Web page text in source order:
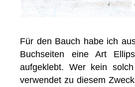
Für den Bauch habe ich
Buchseiten eine Art
aufgeklebt. Wer kein
verwendet zu diesem